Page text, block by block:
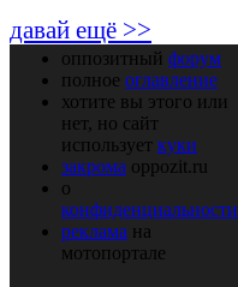
давай ещё >>
оппозитный форум
полное оглавление
хотите вы этого или
нет, но сайт
использует куки
закрома oppozit.ru
о
конфиденциальности
реклама на
мотопортале